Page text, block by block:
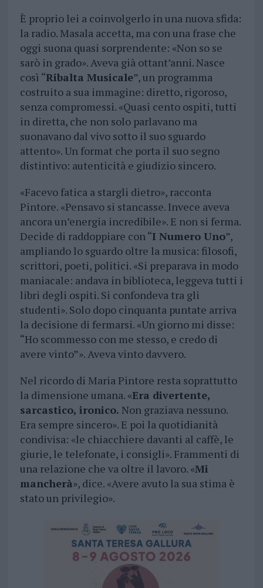
È proprio lei a coinvolgerlo in una nuova sfida:
la radio. Masala accetta, ma con una frase che
oggi suona quasi sorprendente: «Non so se
sarò in grado». Aveva già ottant’anni. Nasce
così “Ribalta Musicale”, un programma
costruito a sua immagine: diretto, rigoroso,
senza compromessi. «Quasi cento ospiti, tutti
in diretta, che non solo parlavano ma
suonavano dal vivo sotto il suo sguardo
attento». Un format che porta il suo segno
distintivo: autenticità e giudizio sincero.
«Facevo fatica a stargli dietro», racconta
Pintore. «Pensavo si stancasse. Invece aveva
ancora un’energia incredibile». E non si ferma.
Decide di raddoppiare con “I Numero Uno”,
ampliando lo sguardo oltre la musica: filosofi,
scrittori, poeti, politici. «Si preparava in modo
maniacale: andava in biblioteca, leggeva tutti i
libri degli ospiti. Si confondeva tra gli
studenti». Solo dopo cinquanta puntate arriva
la decisione di fermarsi. «Un giorno mi disse:
“Ho scommesso con me stesso, e credo di
avere vinto”». Aveva vinto davvero.
Nel ricordo di Maria Pintore resta soprattutto
la dimensione umana. «Era divertente,
sarcastico, ironico. Non graziava nessuno.
Era sempre sincero». E poi la quotidianità
condivisa: «le chiacchiere davanti al caffè, le
giurie, le telefonate, i consigli». Frammenti di
una relazione che va oltre il lavoro. «Mi
mancherà», dice. «Avere avuto la sua stima è
stato un privilegio».